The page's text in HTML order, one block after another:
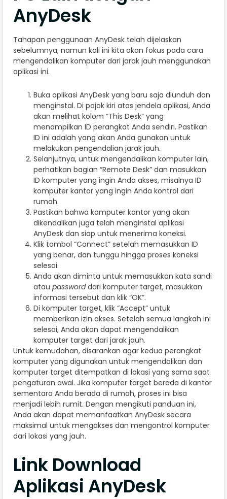
AnyDesk
Tahapan penggunaan AnyDesk telah dijelaskan
sebelumnya, namun kali ini kita akan fokus pada cara
mengendalikan komputer dari jarak jauh menggunakan
aplikasi ini.
Buka aplikasi AnyDesk yang baru saja diunduh dan
menginstal. Di pojok kiri atas jendela aplikasi, Anda
akan melihat kolom “This Desk” yang
menampilkan ID perangkat Anda sendiri. Pastikan
ID ini adalah yang akan Anda gunakan untuk
melakukan pengendalian jarak jauh.
Selanjutnya, untuk mengendalikan komputer lain,
perhatikan bagian “Remote Desk” dan masukkan
ID komputer yang ingin Anda akses, misalnya ID
komputer kantor yang ingin Anda kontrol dari
rumah.
Pastikan bahwa komputer kantor yang akan
dikendalikan juga telah menginstal aplikasi
AnyDesk dan siap untuk menerima koneksi.
Klik tombol “Connect” setelah memasukkan ID
yang benar, dan tunggu hingga proses koneksi
selesai.
Anda akan diminta untuk memasukkan kata sandi
atau passworddari komputer target, masukkan
informasi tersebut dan klik “OK”.
Di komputer target, klik “Accept” untuk
memberikan izin akses. Setelah semua langkah ini
selesai, Anda akan dapat mengendalikan
komputer target dari jarak jauh.
Untuk kemudahan, disarankan agar kedua perangkat
komputer yang digunakan untuk mengendalikan dan
komputer target ditempatkan di lokasi yang sama saat
pengaturan awal. Jika komputer target berada di kantor
sementara Anda berada di rumah, proses ini bisa
menjadi lebih rumit. Dengan mengikuti panduan ini,
Anda akan dapat memanfaatkan AnyDesk secara
maksimal untuk mengakses dan mengontrol komputer
dari lokasi yang jauh.
Link Download
Aplikasi AnyDesk